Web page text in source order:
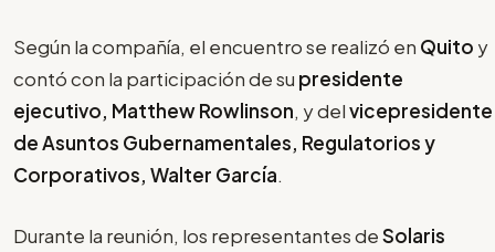
Según la compañía, el encuentro se realizó en Quito y
contó con la participación de su presidente
ejecutivo, Matthew Rowlinson, y delvicepresidente
de Asuntos Gubernamentales, Regulatorios y
Corporativos, Walter García.
Durante la reunión, los representantes deSolaris